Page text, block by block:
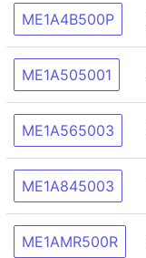
ME1A4B500P
ME1A505001
ME1A565003
ME1A845003
ME1AMR500R